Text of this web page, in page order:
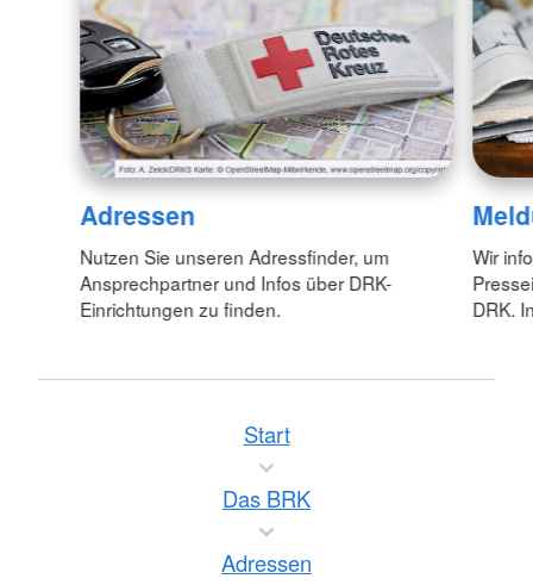
Adressen
Nutzen Sie unseren Adressfinder, um
Ansprechpartner und Infos über DRK-
Einrichtungen zu finden.
Wir
DRK.
Start
Das BRK
Adressen